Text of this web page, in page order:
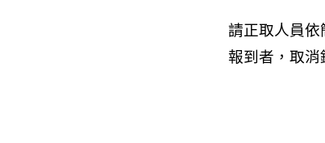
請正取人員依
報到者，取消